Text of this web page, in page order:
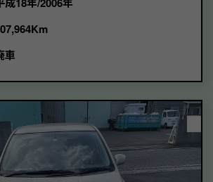
車